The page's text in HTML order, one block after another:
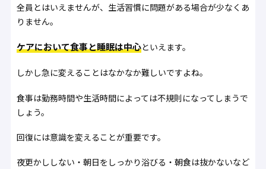
全員とはいえませんが、生活習慣に問題がある場合が少なくあ
りません。
ケアにおいて食事と睡眠は中心といえます。
しかし急に変えることはなかなか難しいですよね。
食事は勤務時間や生活時間によっては不規則になってしまうで
しょう。
回復には意識を変えることが重要です。
夜更かししない・朝日をしっかり浴びる・朝食は抜かないなど